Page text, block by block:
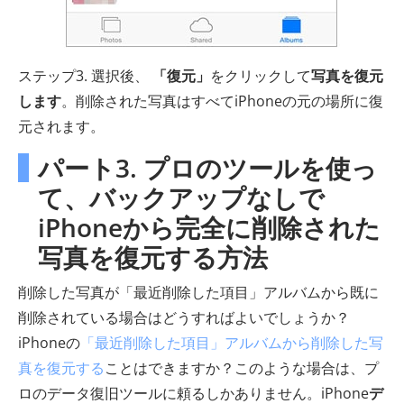
ステップ3. 選択後、 「復元」 をクリックして写真を復元
します。削除された写真はすべてiPhoneの元の場所に復
元されます。
パート3. プロのツールを使っ
て、バックアップなしで
iPhoneから完全に削除された
写真を復元する方法
削除した写真が「最近削除した項目」アルバムから既に
削除されている場合はどうすればよいでしょうか？
iPhoneの 「最近削除した項目」アルバムから削除した写
真を復元することはできますか？このような場合は、プ
ロのデータ復旧ツールに頼るしかありません。iPhoneデ